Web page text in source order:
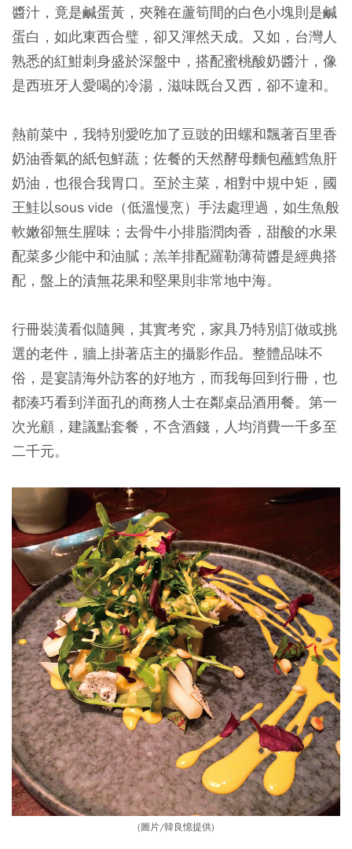
醬汁，竟是鹹蛋黃，夾雜在蘆筍間的白色小塊則是鹹
蛋白，如此東西合璧，卻又渾然天成。又如，台灣人
熟悉的紅魽刺身盛於深盤中，搭配蜜桃酸奶醬汁，像
是西班牙人愛喝的冷湯，滋味既台又西，卻不違和。
熱前菜中，我特別愛吃加了豆豉的田螺和飄著百里香
奶油香氣的紙包鮮蔬；佐餐的天然酵母麵包蘸鱈魚肝
奶油，也很合我胃口。至於主菜，相對中規中矩，國
王鮭以sous vide（低溫慢烹）手法處理過，如生魚般
軟嫩卻無生腥味；去骨牛小排脂潤肉香，甜酸的水果
配菜多少能中和油膩；羔羊排配羅勒薄荷醬是經典搭
配，盤上的漬無花果和堅果則非常地中海。
行冊裝潢看似隨興，其實考究，家具乃特別訂做或挑
選的老件，牆上掛著店主的攝影作品。整體品味不
俗，是宴請海外訪客的好地方，而我每回到行冊，也
都湊巧看到洋面孔的商務人士在鄰桌品酒用餐。第一
次光顧，建議點套餐，不含酒錢，人均消費一千多至
二千元。
(圖片/韓良憶提供)